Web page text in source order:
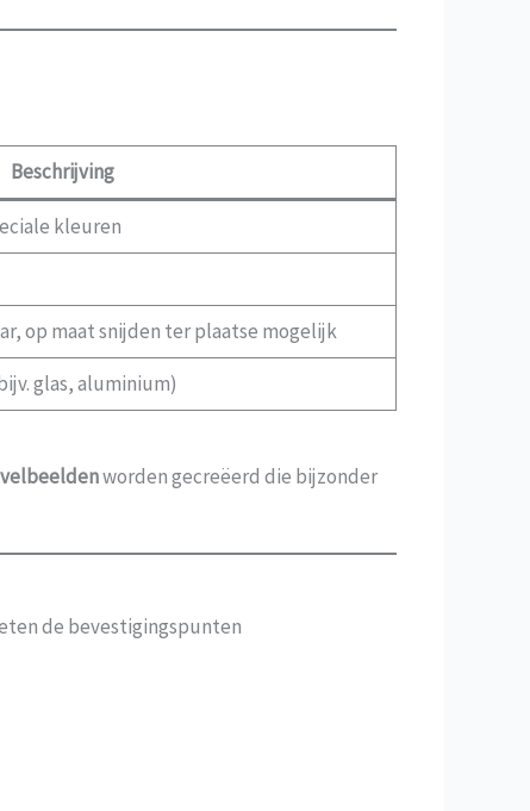
Beschrijving
kleuren
op maat snijden ter plaatse mogelijk
glas, aluminium)
worden gecreëerd die bijzonder
de bevestigingspunten